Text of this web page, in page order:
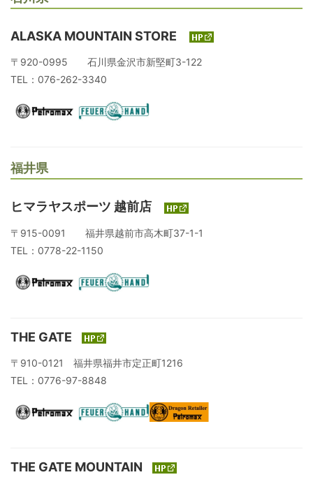
ALASKA MOUNTAIN STORE
〒920-0995 石川県金沢市新堅町3-122
TEL：076-262-3340
福井県
ヒマラヤスポーツ 越前店
〒915-0091 福井県越前市高木町37-1-1
TEL：0778-22-1150
THE GATE
〒910-0121 福井県福井市定正町1216
TEL：0776-97-8848
THE GATE MOUNTAIN